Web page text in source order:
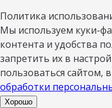
Политика
Мы используем куки-
контента и удобства
запретить их в
пользоваться сайтом,
обработки
Хорошо